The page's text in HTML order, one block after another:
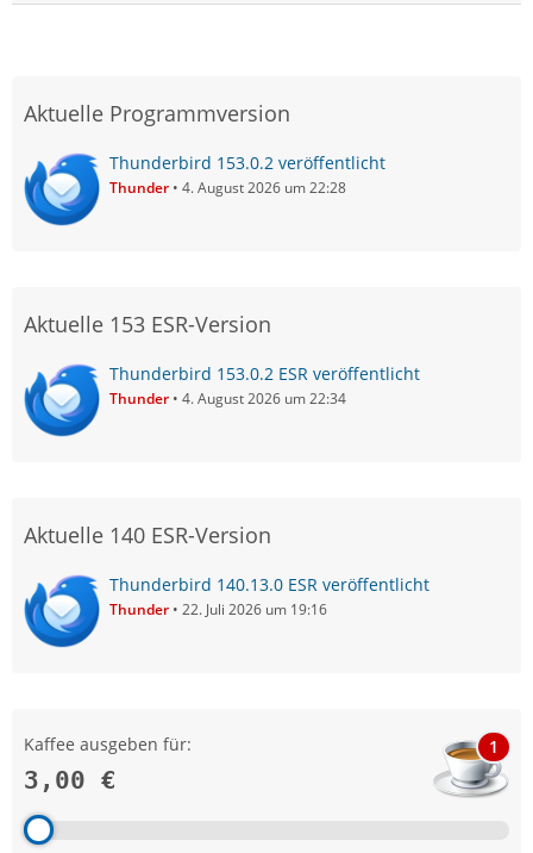
Aktuelle Programmversion
Thunderbird 153.0.2 veröffentlicht
Thunder 4. August 2026 um 22:28
Aktuelle 153 ESR-Version
Thunderbird 153.0.2 ESR veröffentlicht
Thunder 4. August 2026 um 22:34
Aktuelle 140 ESR-Version
Thunderbird 140.13.0 ESR veröffentlicht
Thunder 22. Juli 2026 um 19:16
Kaffee ausgeben für:
3,00 €
1